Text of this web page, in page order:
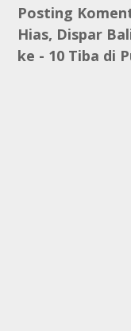
Posting
Hias, Dispar
ke - 10 Tiba di